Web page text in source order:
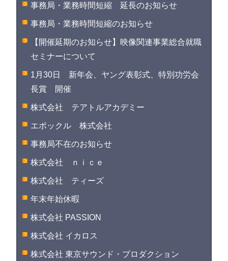
事務局・業務時間短縮 延長のお知らせ
事務局・業務時間短縮のお知らせ
【開催延期のお知らせ】映像関連事業総合就職
セミナーについて
1月30日 新年会、ヤング表彰式、特別功労会
長賞 開催
株式会社 テアトルアカデミー
エポックル 株式会社
事務局不在のお知らせ
株式会社 ｎｉｃｅ
株式会社 ティーズ
年末年始休暇
株式会社 PASSION
株式会社 イカロス
株式会社 東京サウンド・プロダクション